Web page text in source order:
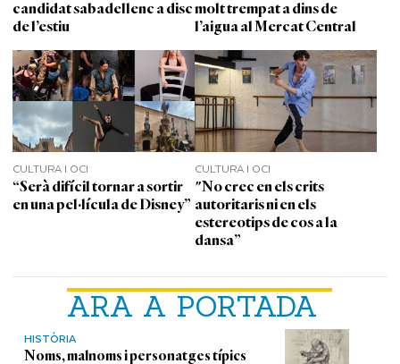
ARA A PORTADA
HISTÒRIA
Noms, malnoms i personatges típics
candidat sabadellenc a disc
de l’estiu
molt trempat a dins de
l’aigua al Mercat Central
CULTURA I OCI
“Serà difícil tornar a sortir
en una pel·lícula de Disney”
CULTURA I OCI
"No crec en els crits
autoritaris ni en els
estereotips de cos a la
dansa”